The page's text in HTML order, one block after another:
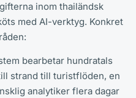
inom thailändsk
med AI-verktyg. Konkret
bearbetar hundratals
strand till turistflöden, en
analytiker flera dagar